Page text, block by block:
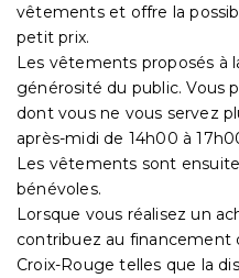
vêtements et offre la
petit prix.
Les vêtements proposés à
générosité du public. Vous
dont vous ne vous servez
après-midi de 14h00 à
Les vêtements sont
bénévoles.
Lorsque vous réalisez un
contribuez au financement
Croix-Rouge telles que la